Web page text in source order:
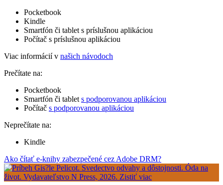
Pocketbook
Kindle
Smartfón či tablet s príslušnou aplikáciou
Počítač s príslušnou aplikáciou
Viac informácií v našich návodoch
Prečítate na:
Pocketbook
Smartfón či tablet s podporovanou aplikáciou
Počítač s podporovanou aplikáciou
Neprečítate na:
Kindle
Ako čítať e-knihy zabezpečené cez Adobe DRM?